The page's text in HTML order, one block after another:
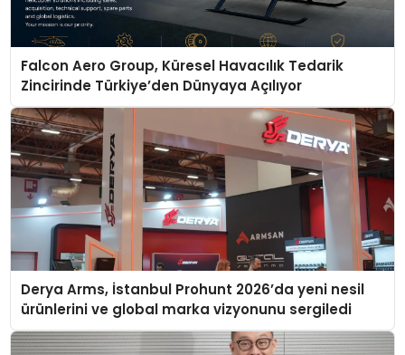
Falcon Aero Group, Küresel Havacılık Tedarik
Zincirinde Türkiye’den Dünyaya Açılıyor
Derya Arms, İstanbul Prohunt 2026’da yeni nesil
ürünlerini ve global marka vizyonunu sergiledi